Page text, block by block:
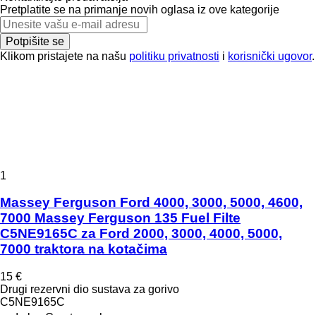
Pretplatite se na primanje novih oglasa iz ove kategorije
Potpišite se
Klikom pristajete na našu politiku privatnosti i korisnički ugovor.
1
Massey Ferguson Ford 4000, 3000, 5000, 4600,
7000 Massey Ferguson 135 Fuel Filte
C5NE9165C za Ford 2000, 3000, 4000, 5000,
7000 traktora na kotačima
15 €
Drugi rezervni dio sustava za gorivo
C5NE9165C